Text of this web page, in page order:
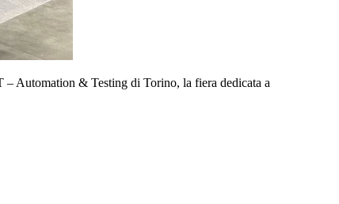
Automation & Testing di Torino, la fiera dedicata a